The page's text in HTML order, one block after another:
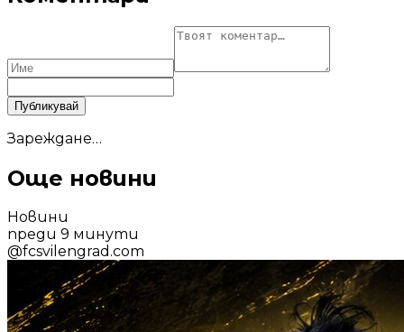
Публикувай
Зареждане…
Още новини
Новини
преди 9 минути
@fcsvilengrad.com